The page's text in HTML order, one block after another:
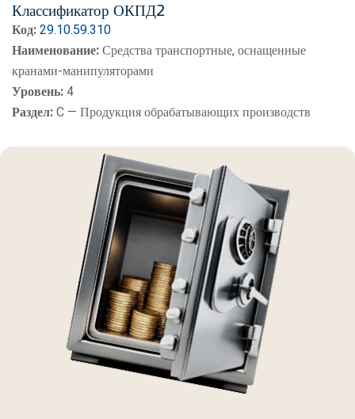
Классификатор ОКПД2
Код:29.10.59.310
Наименование:Средства транспортные, оснащенные
кранами-манипуляторами
Уровень:4
Раздел:C — Продукция обрабатывающих производств